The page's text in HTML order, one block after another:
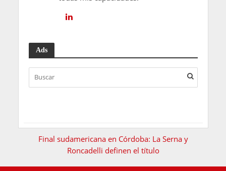
Ads
Final sudamericana en Córdoba: La Serna y
Roncadelli definen el título